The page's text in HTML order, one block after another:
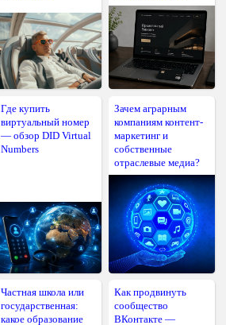
Где купить
виртуальный номер
— обзор DID Virtual
Numbers
Зачем аграрным
компаниям контент-
маркетинг и
собственные
отраслевые медиа?
Частная школа или
государственная:
какое образование
Как продвинуть
сообщество
ВКонтакте —